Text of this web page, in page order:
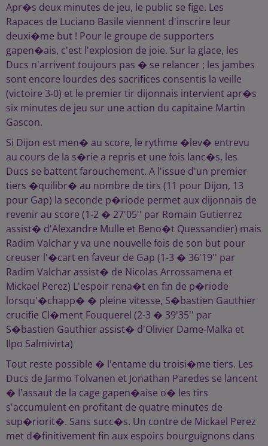
Apr�s deux minutes de jeu, le public se fige. Les
Rapaces de Luciano Basile viennent d'inscrire leur
deuxi�me but ! Pour le groupe de supporters
gapen�ais, c'est l'explosion de joie. Sur la glace, les
Ducs n'arrivent toujours pas � se relancer ; les jambes
sont encore lourdes des sacrifices consentis la veille
(victoire 3-0) et le premier tir dijonnais intervient apr�s
six minutes de jeu sur une action du capitaine Martin
Gascon.
Si Dijon est men� au score, le rythme �lev� entrevu
au cours de la s�rie a repris et une fois lanc�s, les
Ducs se battent farouchement. A l'issue d'un premier
tiers �quilibr� au nombre de tirs (11 pour Dijon, 13
pour Gap) la seconde p�riode permet aux dijonnais de
revenir au score (1-2 � 27'05'' par Romain Gutierrez
assist� d'Alexandre Mulle et Beno�t Quessandier) mais
Radim Valchar y va une nouvelle fois de son but pour
creuser l'�cart en faveur de Gap (1-3 � 36'19'' par
Radim Valchar assist� de Nicolas Arrossamena et
Mickael Perez) L'espoir rena�t en fin de p�riode
lorsqu'�chapp� � pleine vitesse, S�bastien Gauthier
crucifie Cl�ment Fouquerel (2-3 � 39'35'' par
S�bastien Gauthier assist� d'Olivier Dame-Malka et
Ilpo Salmivirta)
Tout reste possible � l'entame du troisi�me tiers. Les
Ducs de Jarmo Tolvanen et Jonathan Paredes se lancent
� l'assaut de la cage gapen�aise o� les tirs
s'accumulent en profitant de quatre minutes de
sup�riorit�. Sans succ�s. Un contre de Mickael Perez
met d�finitivement fin aux espoirs bourguignons dans